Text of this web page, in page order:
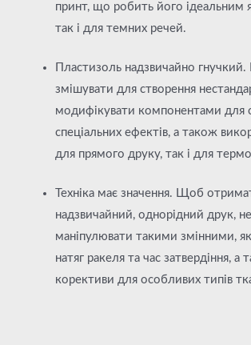
принт, що робить його ідеальним
так і для темних речей.
Пластизоль надзвичайно
змішувати для створення
модифікувати компонентами для
спеціальних ефектів, а також
для прямого друку, так і для
Техніка має значення. Щоб
надзвичайний, однорідний друк,
маніпулювати такими змінними, як
натяг ракеля та час затвердіння, а
корективи для особливих типів